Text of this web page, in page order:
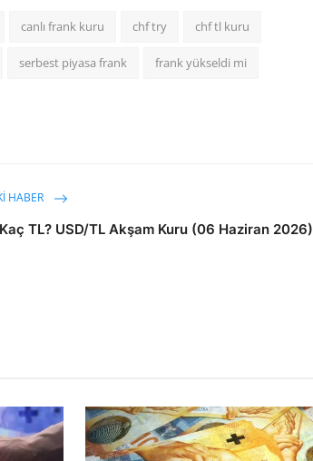
canlı frank kuru chf try chf tl kuru
serbest piyasa frank frank yükseldi mi
HABER
TL? USD/TL Akşam Kuru (06 Haziran 2026)